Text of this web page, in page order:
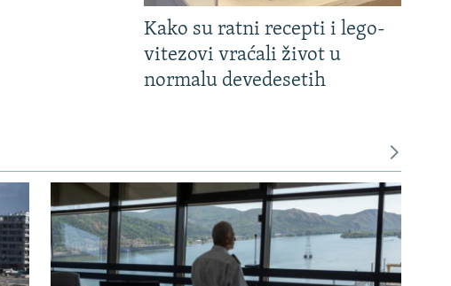
Kako su ratni recepti i lego-
vitezovi vraćali život u
normalu devedesetih